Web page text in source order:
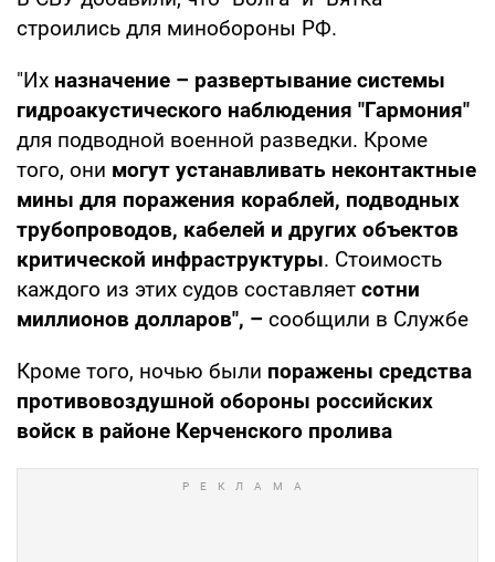
строились для минобороны РФ.
"Их назначение – развертывание системы
гидроакустического наблюдения "Гармония"
для подводной военной разведки. Кроме
того, они могут устанавливать неконтактные
мины для поражения кораблей, подводных
трубопроводов, кабелей и других объектов
критической инфраструктуры. Стоимость
каждого из этих судов составляет сотни
миллионов долларов", – сообщили в Службе
Кроме того, ночью были поражены средства
противовоздушной обороны российских
войск в районе Керченского пролива